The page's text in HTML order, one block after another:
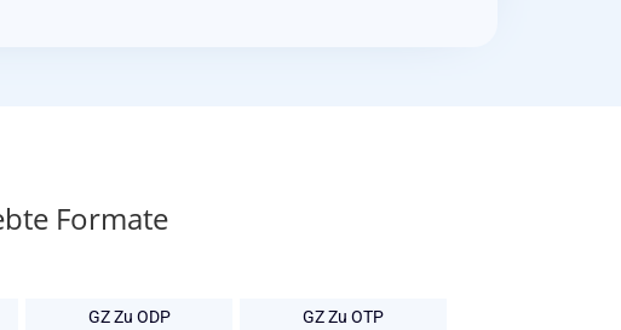
Formate
GZ Zu ODP GZ Zu OTP